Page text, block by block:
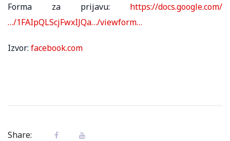
Forma za prijavu: https://docs.google.com/
…/1FAIpQLScjFwxIJQa…/viewform…
Izvor: facebook.com
Share: